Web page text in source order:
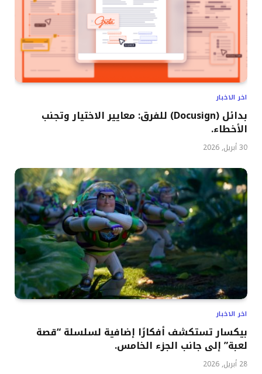
اخر الاخبار
بدائل (Docusign) للفرق: معايير الاختيار وتجنب
الأخطاء.
30 أبريل, 2026
اخر الاخبار
بيكسار تستكشف أفكارًا إضافية لسلسلة “قصة
لعبة” إلى جانب الجزء الخامس.
28 أبريل, 2026